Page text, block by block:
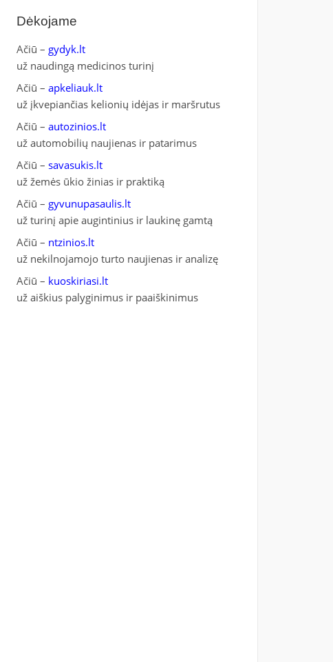
Dėkojame
Ačiū – gydyk.lt
už naudingą medicinos turinį
Ačiū – apkeliauk.lt
už įkvepiančias kelionių idėjas ir maršrutus
Ačiū – autozinios.lt
už automobilių naujienas ir patarimus
Ačiū – savasukis.lt
už žemės ūkio žinias ir praktiką
Ačiū – gyvunupasaulis.lt
už turinį apie augintinius ir laukinę gamtą
Ačiū – ntzinios.lt
už nekilnojamojo turto naujienas ir analizę
Ačiū – kuoskiriasi.lt
už aiškius palyginimus ir paaiškinimus